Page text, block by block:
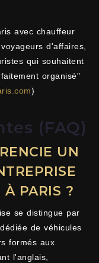
avec chauffeur
d'affaires,
qui souhaitent
organisé"
)
(FAQ)
UN
PARIS ?
se distingue par
de véhicules
formés aux
l'anglais,